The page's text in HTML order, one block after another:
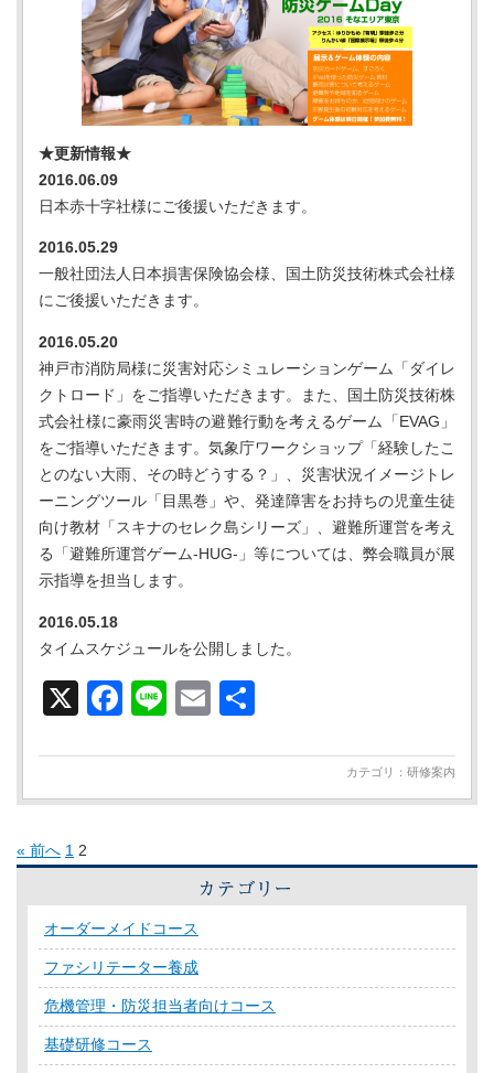
★更新情報★
2016.06.09
日本赤十字社様にご後援いただきます。
2016.05.29
一般社団法人日本損害保険協会様、国土防災技術株式会社様
にご後援いただきます。
2016.05.20
神戸市消防局様に災害対応シミュレーションゲーム「ダイレ
クトロード」をご指導いただきます。また、国土防災技術株
式会社様に豪雨災害時の避難行動を考えるゲーム「EVAG」
をご指導いただきます。気象庁ワークショップ「経験したこ
とのない大雨、その時どうする？」、災害状況イメージトレ
ーニングツール「目黒巻」や、発達障害をお持ちの児童生徒
向け教材「スキナのセレク島シリーズ」、避難所運営を考え
る「避難所運営ゲーム-HUG-」等については、弊会職員が展
示指導を担当します。
2016.05.18
タイムスケジュールを公開しました。
X Facebook
LineEmail
カテゴリ： 研修案内
« 前へ 1 2
オーダーメイドコース
ファシリテーター養成
危機管理・防災担当者向けコース
基礎研修コース